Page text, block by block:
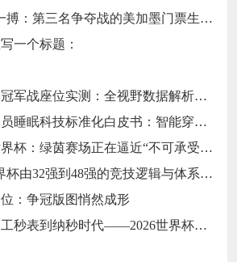
“通往2026的最后一搏：第三名争夺战的美加墨门票生死局”
一个标题：
位实测：全视野数据解析与等级精准评估**
**2026世界杯运动员睡眠科技标准化白皮书：智能穿戴监测标准与认证体系框架**
**气候红线下的世界杯：绿茵赛场正在逼近“不可承受之热”**
“扩容的边界：世界杯由32强到48强的竞技逻辑与体系重塑”
：争冠版图悄然成形
补时进化论：从人工秒表到纳秒时代——2026世界杯计时规则展望